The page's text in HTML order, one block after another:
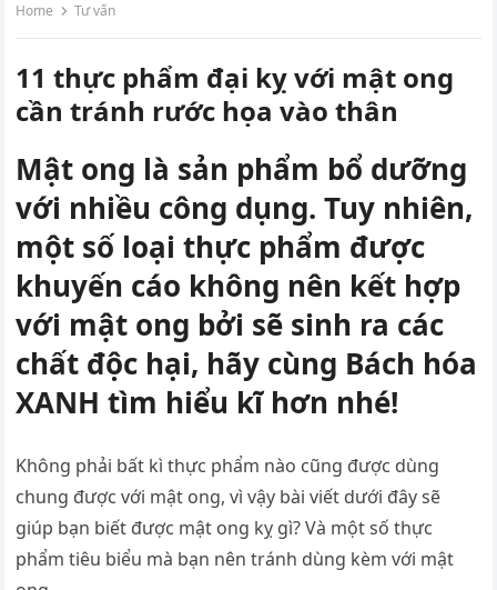
Home Tư vấn
11 thực phẩm đại kỵ với mật ong
cần tránh rước họa vào thân
Mật ong là sản phẩm bổ dưỡng
với nhiều công dụng. Tuy nhiên,
một số loại thực phẩm được
khuyến cáo không nên kết hợp
với mật ong bởi sẽ sinh ra các
chất độc hại, hãy cùng Bách hóa
XANH tìm hiểu kĩ hơn nhé!
Không phải bất kì thực phẩm nào cũng được dùng
chung được với mật ong, vì vậy bài viết dưới đây sẽ
giúp bạn biết được mật ong kỵ gì? Và một số thực
phẩm tiêu biểu mà bạn nên tránh dùng kèm với mật